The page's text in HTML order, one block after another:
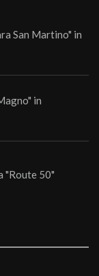
San Martino" in
in
"Route 50"